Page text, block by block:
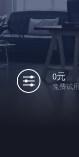
0元
免费试用